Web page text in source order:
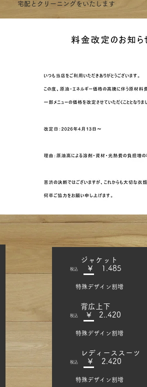
宅配とクリーニングをいたします
​税込
​ジャケット
​￥ 1.485
特殊デザイン割増
​税込
​背広上下
​¥ 2..420
特殊デザイン割増
​税込
​レディーススーツ
​￥ 2.420
​特殊デザイン割増